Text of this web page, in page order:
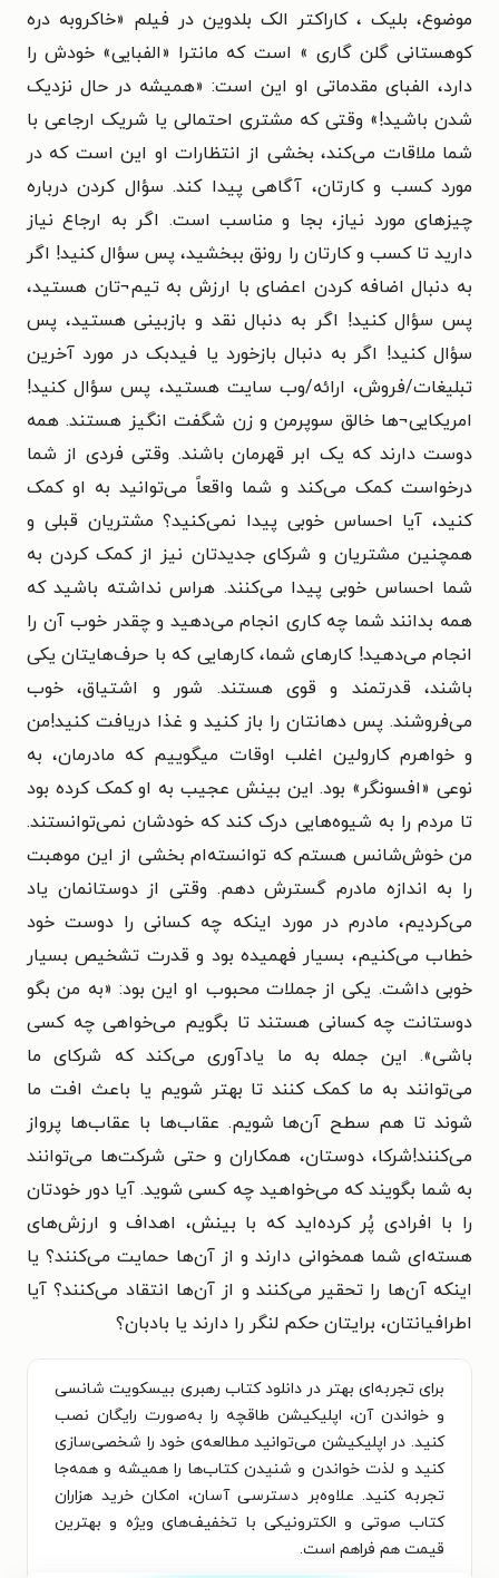
موضوع، بلیک ، کاراکتر الک بلدوین در فیلم «خاکروبه دره
کوهستانی گلن گاری » است که مانترا «الفبایی» خودش را
دارد، الفبای مقدماتی او این است: «همیشه در حال نزدیک
شدن باشید!» وقتی که مشتری احتمالی یا شریک ارجاعی با
شما ملاقات می‌کند، بخشی از انتظارات او این است که در
مورد کسب و کارتان، آگاهی پیدا کند. سؤال کردن درباره
چیزهای مورد نیاز، بجا و مناسب است. اگر به ارجاع نیاز
دارید تا کسب و کارتان را رونق ببخشید، پس سؤال کنید! اگر
به دنبال اضافه کردن اعضای با ارزش به تیم¬تان هستید،
پس سؤال کنید! اگر به دنبال نقد و بازبینی هستید، پس
سؤال کنید! اگر به دنبال بازخورد یا فیدبک در مورد آخرین
تبلیغات/فروش، ارائه/وب سایت هستید، پس سؤال کنید!
امریکایی¬ها خالق سوپرمن و زن شگفت انگیز هستند. همه
دوست دارند که یک ابر قهرمان باشند. وقتی فردی از شما
درخواست کمک می‌کند و شما واقعاً می‌توانید به او کمک
کنید، آیا احساس خوبی پیدا نمی‌کنید؟ مشتریان قبلی و
همچنین مشتریان و شرکای جدیدتان نیز از کمک کردن به
شما احساس خوبی پیدا می‌کنند. هراس نداشته باشید که
همه بدانند شما چه کاری انجام می‌دهید و چقدر خوب آن را
انجام می‌دهید! کارهای شما، کارهایی که با حرف‌هایتان یکی
باشند، قدرتمند و قوی هستند. شور و اشتیاق، خوب
می‌فروشند. پس دهانتان را باز کنید و غذا دریافت کنید!من
و خواهرم کارولین اغلب اوقات میگوییم که مادرمان، به
نوعی «افسونگر» بود. این بینش عجیب به او کمک کرده بود
تا مردم را به شیوه‌هایی درک کند که خودشان نمی‌توانستند.
من خوش‌شانس هستم که توانسته‌ام بخشی از این موهبت
را به اندازه مادرم گسترش دهم. وقتی از دوستانمان یاد
می‌کردیم، مادرم در مورد اینکه چه کسانی را دوست خود
خطاب می‌کنیم، بسیار فهمیده بود و قدرت تشخیص بسیار
خوبی داشت. یکی از جملات محبوب او این بود: «به من بگو
دوستانت چه کسانی هستند تا بگویم می‌خواهی چه کسی
باشی». این جمله به ما یادآوری می‌کند که شرکای ما
می‌توانند به ما کمک کنند تا بهتر شویم یا باعث افت ما
شوند تا هم سطح آن‌ها شویم. عقاب‌ها با عقاب‌ها پرواز
می‌کنند!شرکا، دوستان، همکاران و حتی شرکت‌ها می‌توانند
به شما بگویند که می‌خواهید چه کسی شوید. آیا دور خودتان
را با افرادی پُر کرده‌اید که با بینش، اهداف و ارزش‌های
هسته‌ای شما همخوانی دارند و از آن‌ها حمایت می‌کنند؟ یا
اینکه آن‌ها را تحقیر می‌کنند و از آن‌ها انتقاد می‌کنند؟ آیا
اطرافیانتان، برایتان حکم لنگر را دارند یا بادبان؟
برای تجربه‌ای بهتر در دانلود کتاب رهبری بیسکویت شانسی
و خواندن آن، اپلیکیشن طاقچه را به‌صورت رایگان نصب
کنید. در اپلیکیشن می‌توانید مطالعه‌ی خود را شخصی‌سازی
کنید و لذت خواندن و شنیدن کتاب‌ها را همیشه و همه‌جا
تجربه کنید. علاوه‌بر دسترسی آسان، امکان خرید هزاران
کتاب صوتی و الکترونیکی با تخفیف‌های ویژه و بهترین
قیمت هم فراهم است.